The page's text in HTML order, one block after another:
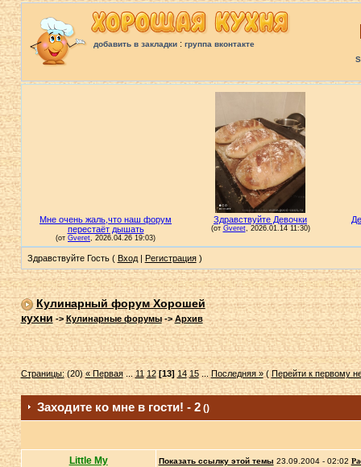
добавить в закладки: группа вконтакте
Здравствуйте Гость ( Вход| Регистрация)
Кулинарный форум Хорошей
кухни->Кулинарные форумы->Архив
Страницы:(20)« Первая...11 12 [13] 14 15...Последняя »( Перейти к первому
Заходите ко мне в гости! - 2()
Little My Показать ссылку этой темы 23.09.2004 - 02:02